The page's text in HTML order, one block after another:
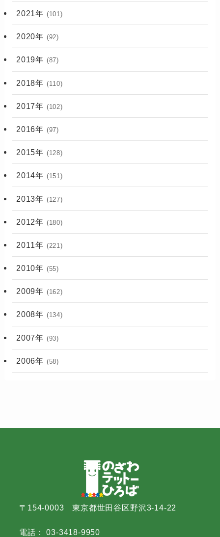
2021年 (101)
2020年 (92)
2019年 (87)
2018年 (110)
2017年 (102)
2016年 (97)
2015年 (128)
2014年 (151)
2013年 (127)
2012年 (180)
2011年 (221)
2010年 (55)
2009年 (162)
2008年 (134)
2007年 (93)
2006年 (58)
〒154-0003 東京都世田谷区野沢3-14-22
電話： 03-3418-9950